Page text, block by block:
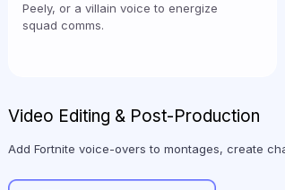
Peely, or a villain voice to energize
squad comms.
Video Editing & Post-Production
Add Fortnite voice-overs to montages, create